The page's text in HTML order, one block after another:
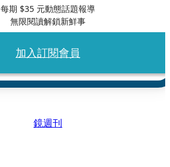
每期 $35 元動態話題報導
無限閱讀解鎖新鮮事
加入訂閱會員
鏡週刊